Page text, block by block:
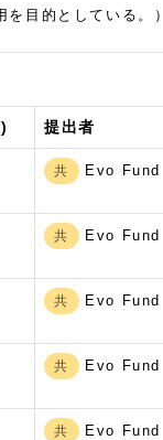
目的としている。）
提出者
共 Evo Fund
共 Evo Fund
共 Evo Fund
共 Evo Fund
共 Evo Fund